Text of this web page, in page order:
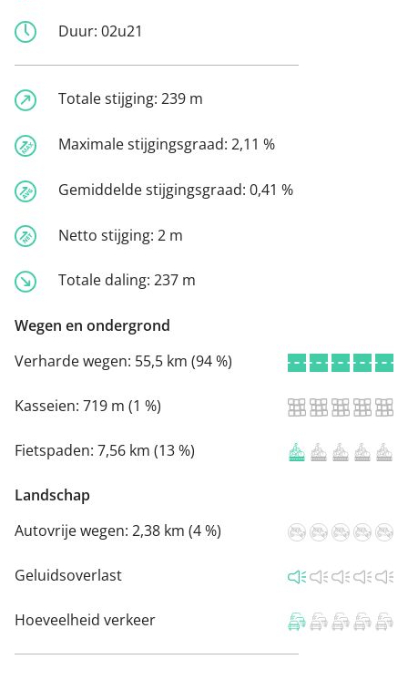
Duur: 02u21
Totale stijging: 239 m
Maximale stijgingsgraad: 2,11 %
Gemiddelde stijgingsgraad: 0,41 %
Netto stijging: 2 m
Totale daling: 237 m
Wegen en ondergrond
Verharde wegen: 55,5 km (94 %)
Kasseien: 719 m (1 %)
Fietspaden: 7,56 km (13 %)
Landschap
Autovrije wegen: 2,38 km (4 %)
Geluidsoverlast
Hoeveelheid verkeer